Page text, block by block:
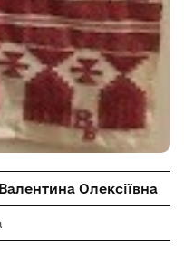
Олексіївна